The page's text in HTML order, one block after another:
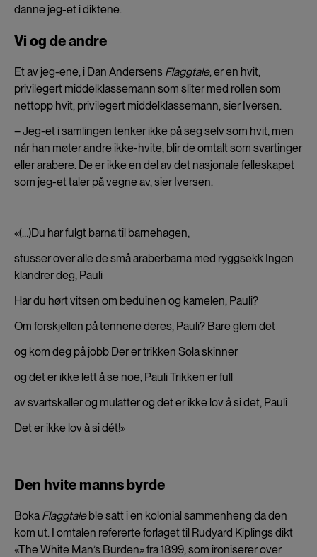
danne jeg-et i diktene.
Vi og de andre
Et av jeg-ene, i Dan Andersens Flaggtale, er en hvit,
privilegert middelklassemann som sliter med rollen som
nettopp hvit, privilegert middelklassemann, sier Iversen.
– Jeg-et i samlingen tenker ikke på seg selv som hvit, men
når han møter andre ikke-hvite, blir de omtalt som svartinger
eller arabere. De er ikke en del av det nasjonale felleskapet
som jeg-et taler på vegne av, sier Iversen.
«(…)Du har fulgt barna til barnehagen,
stusser over alle de små araberbarna med ryggsekk Ingen
klandrer deg, Pauli
Har du hørt vitsen om beduinen og kamelen, Pauli?
Om forskjellen på tennene deres, Pauli? Bare glem det
og kom deg på jobb Der er trikken Sola skinner
og det er ikke lett å se noe, Pauli Trikken er full
av svartskaller og mulatter og det er ikke lov å si det, Pauli
Det er ikke lov å si dét!»
Den hvite manns byrde
Boka Flaggtaleble satt i en kolonial sammenheng da den
kom ut. I omtalen refererte forlaget til Rudyard Kiplings dikt
«The White Man’s Burden» fra 1899, som ironiserer over